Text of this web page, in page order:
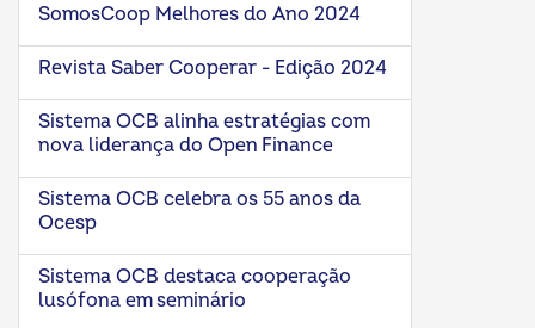
SomosCoop Melhores do Ano 2024
Revista Saber Cooperar - Edição 2024
Sistema OCB alinha estratégias com
nova liderança do Open Finance
Sistema OCB celebra os 55 anos da
Ocesp
Sistema OCB destaca cooperação
lusófona em seminário